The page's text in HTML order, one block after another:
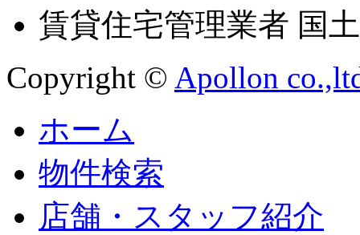
賃貸住宅管理業者 国
Copyright © Apollon
ホーム
物件検索
店舗・スタッフ紹介